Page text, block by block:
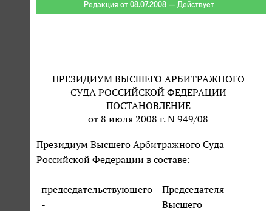
Редакция от 08.07.2008 — Действует
ПРЕЗИДИУМ ВЫСШЕГО АРБИТРАЖНОГО
СУДА РОССИЙСКОЙ ФЕДЕРАЦИИ
ПОСТАНОВЛЕНИЕ
от 8 июля 2008 г. N 949/08
Президиум Высшего Арбитражного Суда
Российской Федерации в составе:
председательствующего
-
Председателя
Высшего